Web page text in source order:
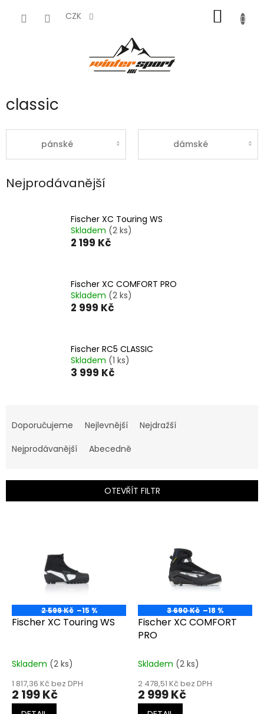
CZK
KOŠÍK
classic
pánské dámské
Nejprodávanější
Fischer XC Touring WS
Skladem (2 ks)
2 199 Kč
Fischer XC COMFORT PRO
Skladem (2 ks)
2 999 Kč
Fischer RC5 CLASSIC
Skladem (1 ks)
3 999 Kč
a
e
í
r
Doporučujeme Nejlevnější
Nejdražší
Nejprodávanější
Abecedně
OTEVŘÍT FILTR
o
d
2 599 Kč –15 %
Fischer XC Touring WS
Skladem (2 ks)
1 817,36 Kč bez DPH
2 199 Kč
3 690 Kč –18 %
Fischer XC COMFORT
PRO
Skladem (2 ks)
2 478,51 Kč bez DPH
2 999 Kč